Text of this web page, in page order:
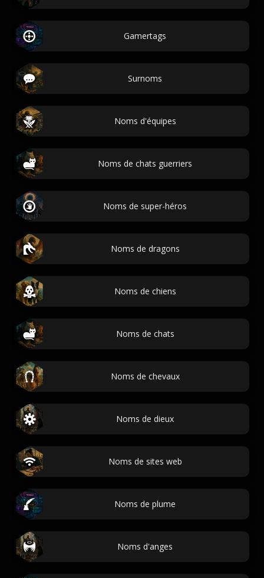
Gamertags
Surnoms
Noms d'équipes
Noms de chats guerriers
Noms de super-héros
Noms de dragons
Noms de chiens
Noms de chats
Noms de chevaux
Noms de dieux
Noms de sites web
Noms de plume
Noms d'anges